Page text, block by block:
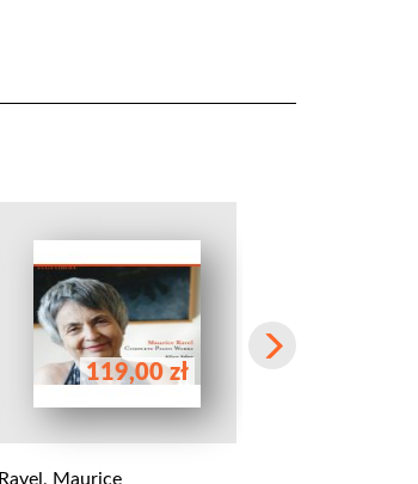
119,00 zł
Ravel, Maurice